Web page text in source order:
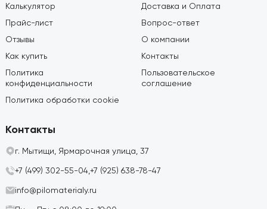
Калькулятор
Прайс-лист
Отзывы
Как купить
Политика
конфиденциальности
Политика обработки cookie
Доставка и Оплата
Вопрос-ответ
О компании
Контакты
Пользовательское
соглашение
Контакты
г. Мытищи, Ярмарочная улица, 37
+7 (499) 302-55-04,+7 (925) 638-78-47
info@pilomaterialy.ru